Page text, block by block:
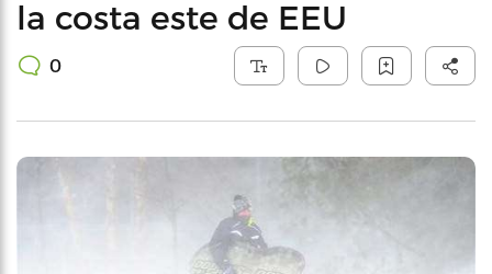
la costa este de EEU
0